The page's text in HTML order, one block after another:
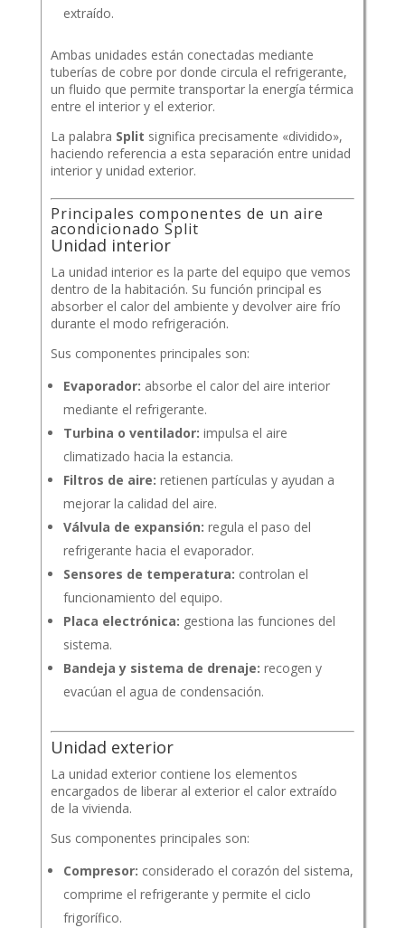
extraído.
Ambas unidades están conectadas mediante
tuberías de cobre por donde circula el refrigerante,
un fluido que permite transportar la energía térmica
entre el interior y el exterior.
La palabra Split significa precisamente «dividido»,
haciendo referencia a esta separación entre unidad
interior y unidad exterior.
Principales componentes de un aire
acondicionado Split
Unidad interior
La unidad interior es la parte del equipo que vemos
dentro de la habitación. Su función principal es
absorber el calor del ambiente y devolver aire frío
durante el modo refrigeración.
Sus componentes principales son:
Evaporador: absorbe el calor del aire interior
mediante el refrigerante.
Turbina o ventilador: impulsa el aire
climatizado hacia la estancia.
Filtros de aire: retienen partículas y ayudan a
mejorar la calidad del aire.
Válvula de expansión: regula el paso del
refrigerante hacia el evaporador.
Sensores de temperatura: controlan el
funcionamiento del equipo.
Placa electrónica: gestiona las funciones del
sistema.
Bandeja y sistema de drenaje: recogen y
evacúan el agua de condensación.
Unidad exterior
La unidad exterior contiene los elementos
encargados de liberar al exterior el calor extraído
de la vivienda.
Sus componentes principales son:
Compresor: considerado el corazón del sistema,
comprime el refrigerante y permite el ciclo
frigorífico.